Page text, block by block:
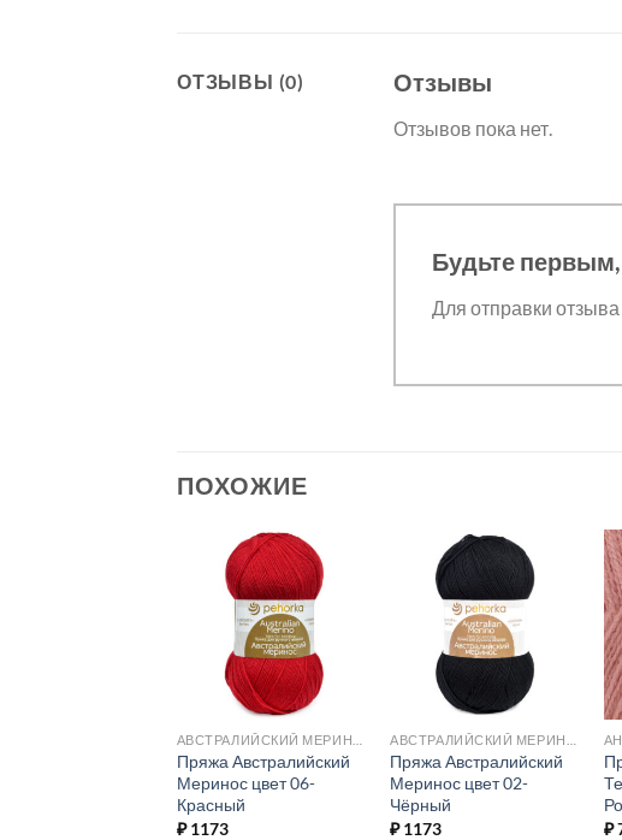
ОТЗЫВЫ (0) Отзывы
Отзывов пока нет.
Будьте
Для отправки
ПОХОЖИЕ
Добавить в
избранное.
Пряжа Австралийский
Меринос цвет 06-
Красный
₽1173
Добавить в
избранное.
Пряжа Австралийский
Меринос цвет 02-
Чёрный
₽1173
₽